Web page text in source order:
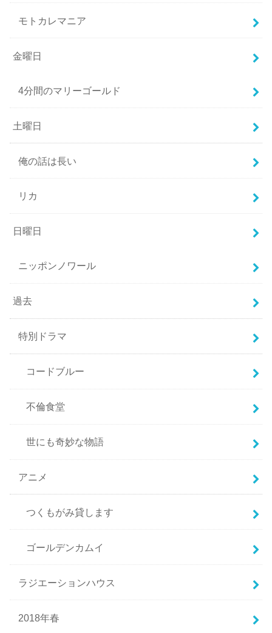
モトカレマニア
金曜日
4分間のマリーゴールド
土曜日
俺の話は長い
リカ
日曜日
ニッポンノワール
過去
特別ドラマ
コードブルー
不倫食堂
世にも奇妙な物語
アニメ
つくもがみ貸します
ゴールデンカムイ
ラジエーションハウス
2018年春